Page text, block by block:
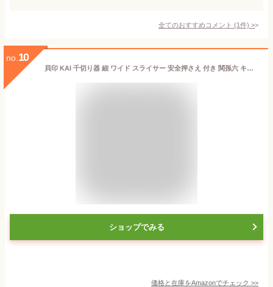
全てのおすすめコメント (1件) >
no. 10
貝印 KAI 千切り器 細 ワイド スライサー 安全押さえ 付き 関孫六 キャベツ 人参 きゅうり ブラック日本製 ステンレス DH3314
ショップでみる
価格と在庫をAmazonでチェック >>